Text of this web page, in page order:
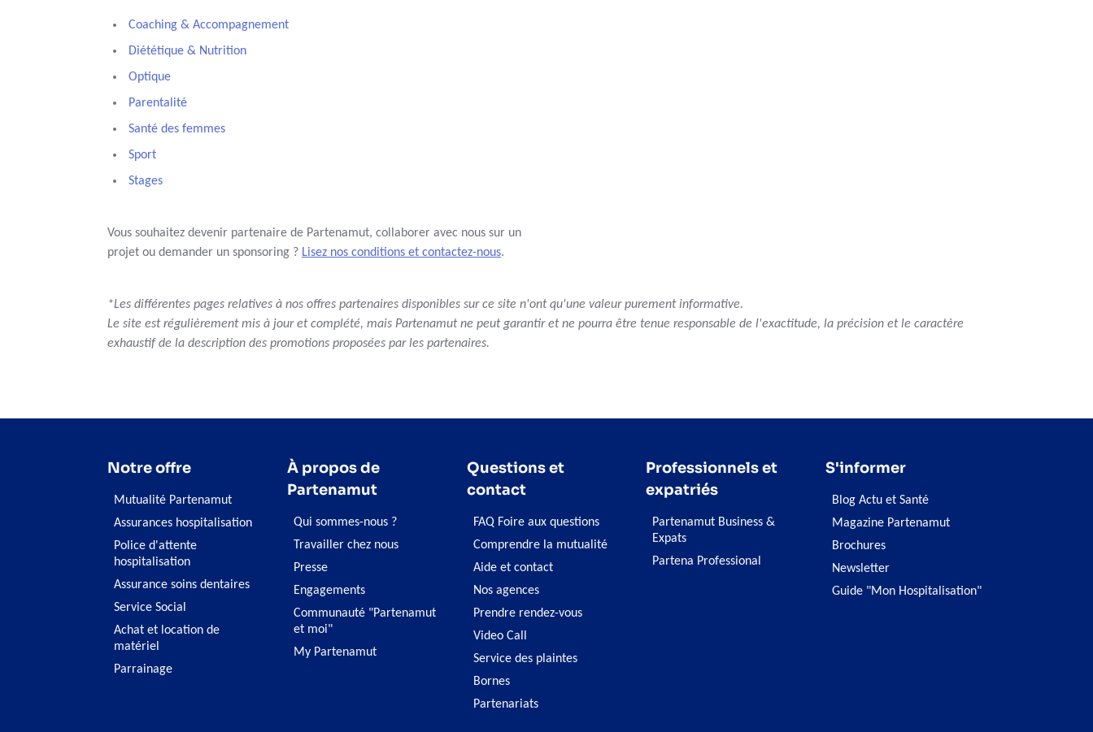
Coaching & Accompagnement
Diététique & Nutrition
Optique
Parentalité
Santé des femmes
Sport
Stages
Vous souhaitez devenir partenaire de Partenamut, collaborer avec nous sur un
projet ou demander un sponsoring ? Lisez nos conditions et contactez-nous.
*Les différentes pages relatives à nos offres partenaires disponibles sur ce site n'ont qu'une valeur purement informative.
Le site est régulièrement mis à jour et complété, mais Partenamut ne peut garantir et ne pourra être tenue responsable de l'exactitude, la précision et le caractère
exhaustif de la description des promotions proposées par les partenaires.
Notre offre
Mutualité Partenamut
Assurances hospitalisation
Police d'attente
hospitalisation
Assurance soins dentaires
Service Social
Achat et location de
matériel
Parrainage
À propos de
Partenamut
Qui sommes-nous ?
Travailler chez nous
Presse
Engagements
Communauté "Partenamut
et moi"
My Partenamut
Questions et
contact
FAQ Foire aux questions
Comprendre la mutualité
Aide et contact
Nos agences
Prendre rendez-vous
Video Call
Service des plaintes
Bornes
Partenariats
Professionnels et
expatriés
Partenamut Business &
Expats
Partena Professional
S'informer
Blog Actu et Santé
Magazine Partenamut
Brochures
Newsletter
Guide "Mon Hospitalisation"